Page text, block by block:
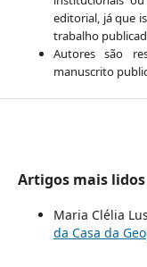
editorial, já que
trabalho
Autores são
manuscrito
Artigos mais
Maria Clélia
da Casa da